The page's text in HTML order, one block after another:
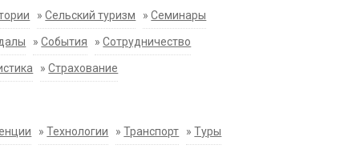
»Сельский туризм »Семинары
»События »Сотрудничество
»Страхование
»Технологии »Транспорт »Туры